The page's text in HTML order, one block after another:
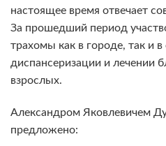
настоящее время отвечает
За прошедший период
трахомы как в городе, так и
диспансеризации и лечении
взрослых.
Александром Яковлевичем
предложено: